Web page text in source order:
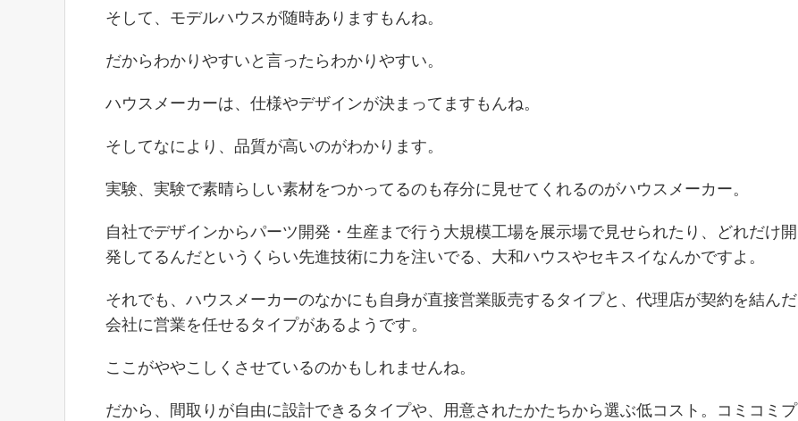
そして、モデルハウスが随時ありますもんね。
だからわかりやすいと言ったらわかりやすい。
ハウスメーカーは、仕様やデザインが決まってますもんね。
そしてなにより、品質が高いのがわかります。
実験、実験で素晴らしい素材をつかってるのも存分に見せてくれるのがハウスメーカー。
自社でデザインからパーツ開発・生産まで行う大規模工場を展示場で見せられたり、どれだけ開
発してるんだというくらい先進技術に力を注いでる、大和ハウスやセキスイなんかですよ。
それでも、ハウスメーカーのなかにも自身が直接営業販売するタイプと、代理店が契約を結んだ
会社に営業を任せるタイプがあるようです。
ここがややこしくさせているのかもしれませんね。
だから、間取りが自由に設計できるタイプや、用意されたかたちから選ぶ低コスト。コミコミプ